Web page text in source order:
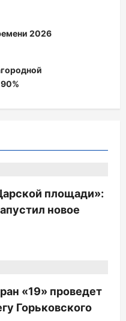
2026
площади»:
новое
«19» проведет
Горьковского